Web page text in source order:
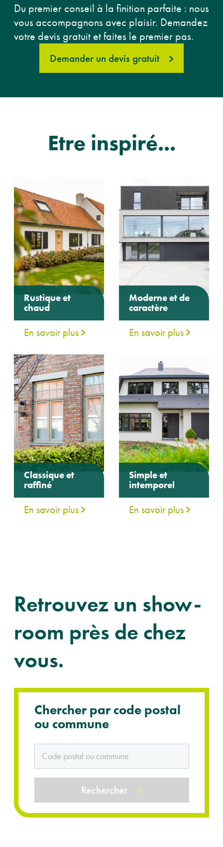
Du premier conseil à la finition parfaite : nous
vous accompagnons avec plaisir. Demandez
votre devis gratuit et faites le premier pas.
Demander un devis gratuit
Etre inspiré...
Rustique et
chaud
En savoir plus
Moderne et de
caractère
En savoir plus
Classique et
raffiné
En savoir plus
Simple et
intemporel
En savoir plus
Retrouvez un show-
room près de chez
vous.
Chercher par code postal
ou commune
Rechercher